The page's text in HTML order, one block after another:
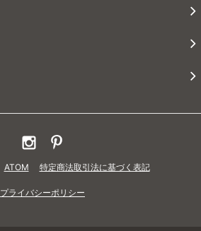
ATOM 特定商法取引法に基づく表記
プライバシーポリシー